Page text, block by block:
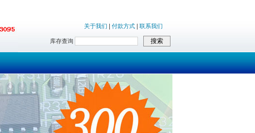
关于我们 付款方式 联系我们
库存查询